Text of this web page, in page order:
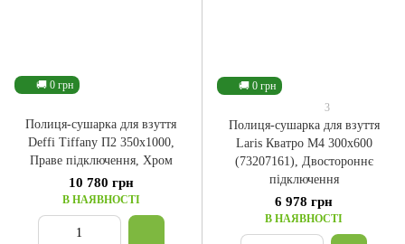
🚚 0 грн
Полиця-сушарка для взуття
Deffi Tiffany П2 350x1000,
Праве підключення, Хром
10 780 грн
В НАЯВНОСТІ
🚚 0 грн
3
Полиця-сушарка для взуття
Laris Кватро M4 300x600
(73207161), Двостороннє
підключення
6 978 грн
В НАЯВНОСТІ